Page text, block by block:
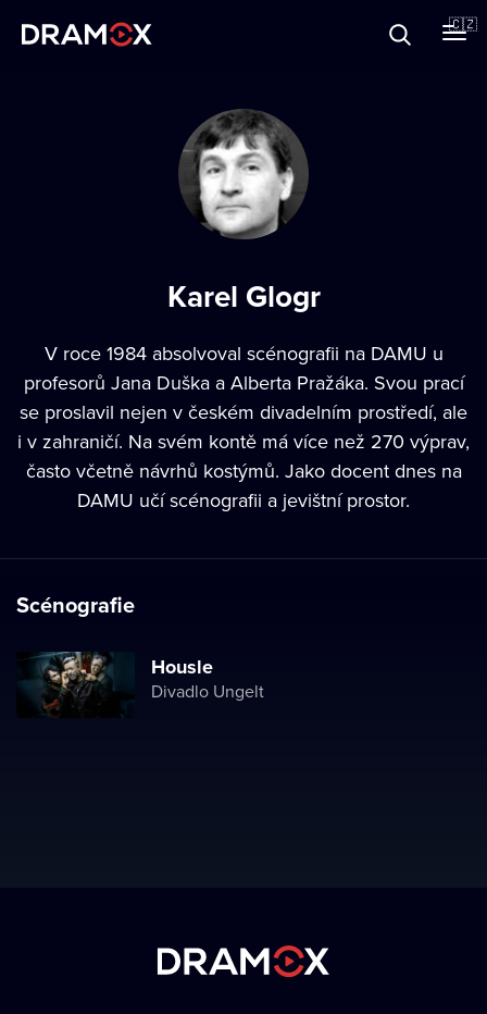
🇨🇿
Karel Glogr
V roce 1984 absolvoval scénografii na DAMU u
profesorů Jana Duška a Alberta Pražáka. Svou prací
se proslavil nejen v českém divadelním prostředí, ale
i v zahraničí. Na svém kontě má více než 270 výprav,
často včetně návrhů kostýmů. Jako docent dnes na
DAMU učí scénografii a jevištní prostor.
Scénografie
Housle
Divadlo Ungelt